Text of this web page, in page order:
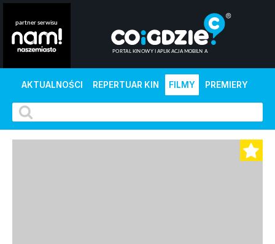
AKTUALNOŚCI REPERTUAR KIN FILMY PREMIERY